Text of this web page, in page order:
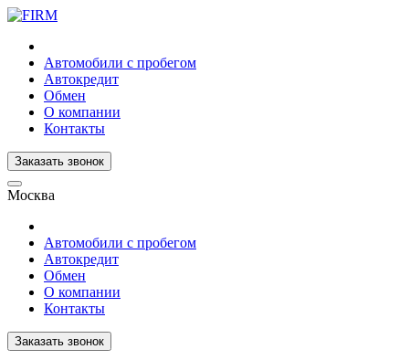
Автомобили с пробегом
Автокредит
Обмен
О компании
Контакты
Заказать звонок
Москва
Автомобили с пробегом
Автокредит
Обмен
О компании
Контакты
Заказать звонок